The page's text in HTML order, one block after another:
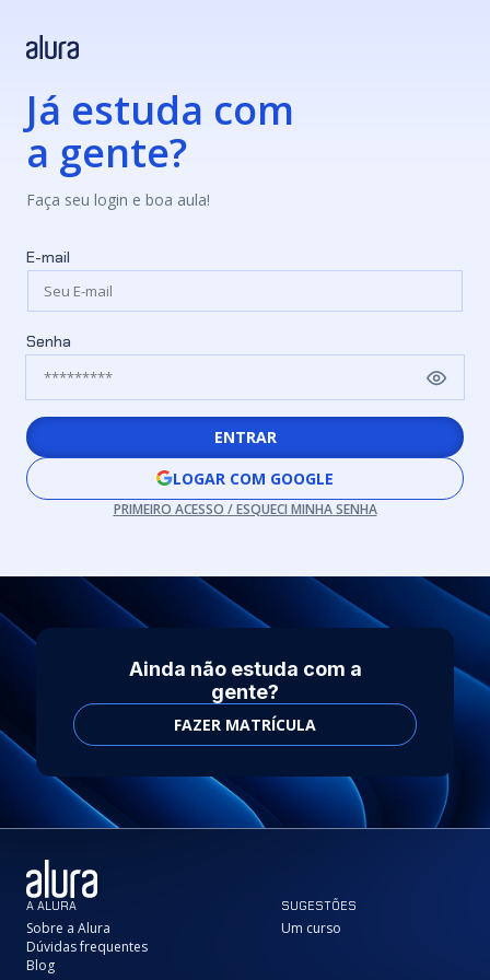
Já estuda com
a gente?
Faça seu login e boa aula!
E-mail
Senha
ENTRAR
LOGAR COM GOOGLE
PRIMEIRO ACESSO / ESQUECI MINHA SENHA
Ainda não estuda com a
gente?
FAZER MATRÍCULA
A ALURA
Sobre a Alura
Dúvidas frequentes
Blog
SUGESTÕES
Um curso